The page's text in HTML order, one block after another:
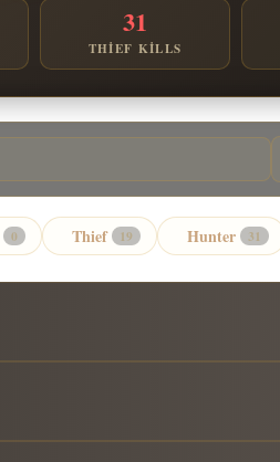
31
THIEF KILLS
0 Thief 19 Hunter 31